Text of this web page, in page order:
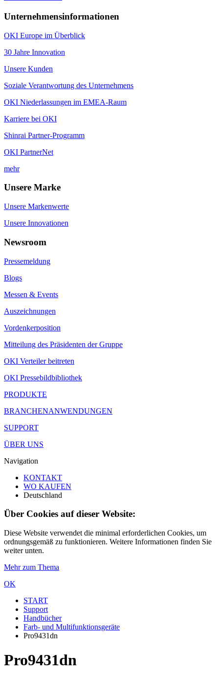
Unternehmensinformationen
OKI Europe im Überblick
30 Jahre Innovation
Unsere Kunden
Soziale Verantwortung des Unternehmens
OKI Niederlassungen im EMEA-Raum
Karriere bei OKI
Shinrai Partner-Programm
OKI PartnerNet
mehr
Unsere Marke
Unsere Markenwerte
Unsere Innovationen
Newsroom
Pressemeldung
Blogs
Messen & Events
Auszeichnungen
Vordenkerposition
Mitteilung des Präsidenten der Gruppe
OKI Verteiler beitreten
OKI Pressebildbibliothek
PRODUKTE
BRANCHENANWENDUNGEN
SUPPORT
ÜBER UNS
Navigation
KONTAKT
WO KAUFEN
Deutschland
Über Cookies auf dieser Website:
Diese Website verwendet die minimal erforderlichen Cookies, um
ordnungsgemäß zu funktionieren. Weitere Informationen finden Sie
weiter unten.
Mehr zum Thema
OK
START
Support
Handbücher
Farb- und Multifunktionsgeräte
Pro9431dn
Pro9431dn